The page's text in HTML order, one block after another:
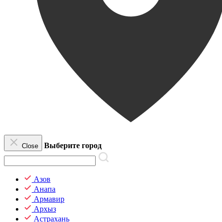
Close Выберите город
Азов
Анапа
Армавир
Архыз
Астрахань